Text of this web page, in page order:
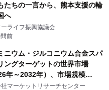
たちの一言から、熊本支援の輪
へ
ーライフ振興協議会
前
ニウム・ジルコニウム合金スパ
ングターゲットの世界市場
年～2032年）、市場規模
、0.999、その他）・分析レポ
マーケットリサーチセンター